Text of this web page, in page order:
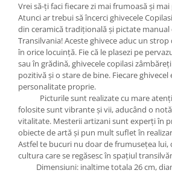
Vrei să-ți faci fiecare zi mai frumoasă și
Atunci ar trebui să încerci ghivecele
din ceramică tradițională și pictate manual
Transilvania! Aceste ghivece aduc un
în orice locuință. Fie că le plasezi pe
sau în grădină, ghivecele copilasi
pozitivă și o stare de bine. Fiecare ghivecel
personalitate proprie.
Picturile sunt realizate cu mare
folosite sunt vibrante și vii, aducând o
vitalitate. Mesterii artizani sunt experți în
obiecte de artă și pun mult suflet în
Astfel te bucuri nu doar de frumusețea lui,
cultura care se regăsesc în spațiul
Dimensiuni: inaltime totala 26 cm,